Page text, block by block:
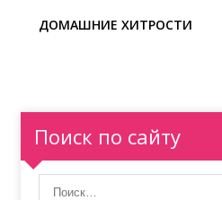
ДОМАШНИЕ ХИТРОСТИ
Поиск по сайту